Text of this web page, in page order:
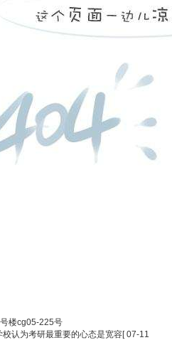
楼cg05-225号
校认为考研最重要的心态是宽容[ 07-11